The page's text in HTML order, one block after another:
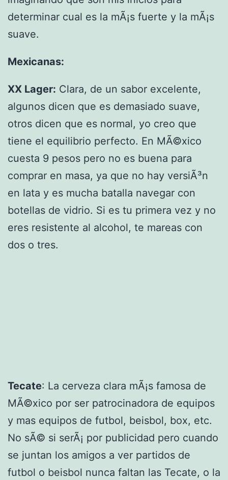
determinar cual es la mÃ¡s fuerte y la mÃ¡s
suave.
Mexicanas:
XX Lager: Clara, de un sabor excelente,
algunos dicen que es demasiado suave,
otros dicen que es normal, yo creo que
tiene el equilibrio perfecto. En MÃ©xico
cuesta 9 pesos pero no es buena para
comprar en masa, ya que no hay versiÃ³n
en lata y es mucha batalla navegar con
botellas de vidrio. Si es tu primera vez y no
eres resistente al alcohol, te mareas con
dos o tres.
Tecate: La cerveza clara mÃ¡s famosa de
MÃ©xico por ser patrocinadora de equipos
y mas equipos de futbol, beisbol, box, etc.
No sÃ© si serÃ¡ por publicidad pero cuando
se juntan los amigos a ver partidos de
futbol o beisbol nunca faltan las Tecate, o la